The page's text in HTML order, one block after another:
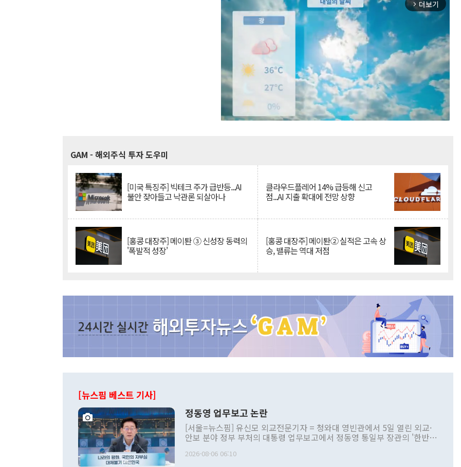
arrow_forward_ios 더보기
GAM - 해외주식 투자 도우미
[미국 특징주] 빅테크 주가 급반등...AI
불안 잦아들고 낙관론 되살아나
클라우드플레어 14% 급등해 신고
점...AI 지출 확대에 전망 상향
[홍콩 대장주] 메이퇀 ③ 신성장 동력의
'폭발적 성장'
[홍콩 대장주] 메이퇀② 실적은 고속 상
승, 밸류는 역대 저점
[뉴스핌 베스트 기사]
정동영 업무보고 논란
[서울=뉴스핌] 유신모 외교전문기자 = 청와대 영빈관에서 5일 열린 외교·
안보 분야 정부 부처의 대통령 업무보고에서 정동영 통일부 장관의 '한반도
발언 중에는 정부 내 조율을 거치지 않은 사안을 정책으로 추진하겠다고 공
2026-08-06 06:10